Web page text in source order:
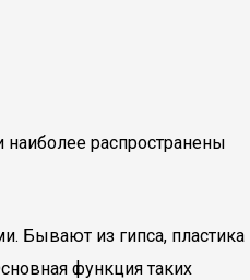
наиболее распространены
Бывают из гипса, пластика
функция таких